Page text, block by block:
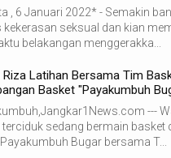
, 6 Januari 2022* - Semakin
kekerasan seksual dan kian
belakangan menggerakka...
Riza Latihan Bersama Tim
Basket "Payakumbuh
---
terciduk sedang bermain basket
Bugar bersama T...